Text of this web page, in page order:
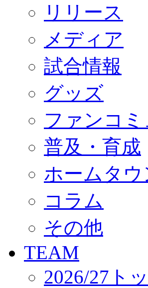
奈良クラブ明治安田Ｊ3リ
観戦ルール＆マナー
2026/27ファンコミュニティ
サポートショップ
GOODS
オフィシャルストア（実店舗
オンラインストア
ACADEMY
アカデミーについて
コーチ&スタッフ
ジュニア
ジュニアユース
ユース
練習拠点（ナラディーア）
SCHOOL
CLUB
パートナー募集
クラブ理念
サステナビリティ
Web制作支援
応援プロジェクト
リリース
メディア
試合情報
グッズ
ファンコミ
普及・育成
ホームタウ
コラム
その他
TEAM
2026/27ト